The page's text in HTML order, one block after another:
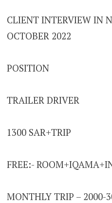
CLIENT INTERVIEW IN
OCTOBER 2022
POSITION
TRAILER DRIVER
1300 SAR+TRIP
FREE:-
MONTHLY TRIP – 2000-